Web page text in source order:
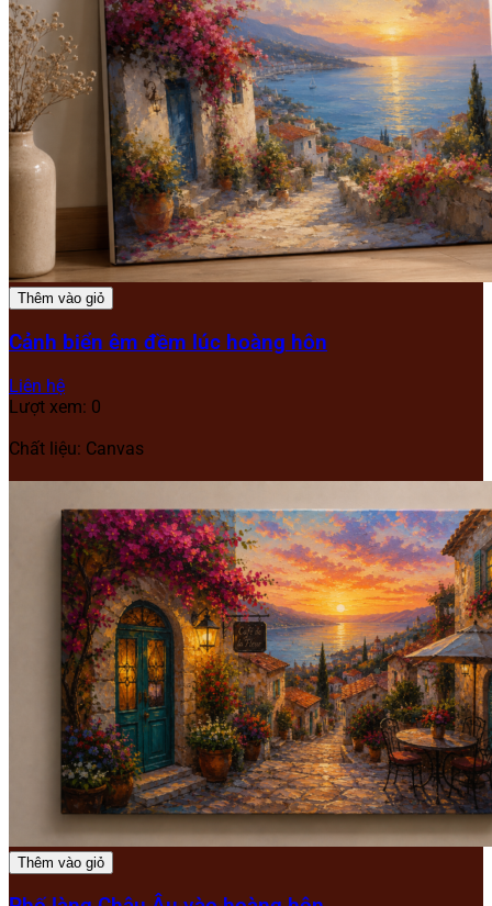
Thêm vào giỏ
Cảnh biển êm đềm lúc hoàng hôn
Liên hệ
Lượt xem: 0
Chất liệu: Canvas
Thêm vào giỏ